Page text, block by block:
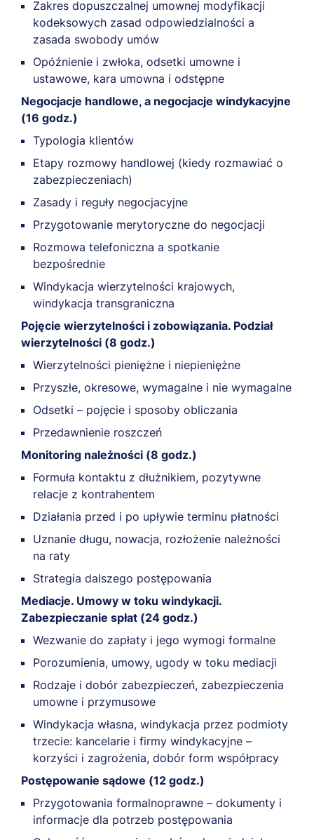
Zakres dopuszczalnej umownej modyfikacji
kodeksowych zasad odpowiedzialności a
zasada swobody umów
Opóźnienie i zwłoka, odsetki umowne i
ustawowe, kara umowna i odstępne
Negocjacje handlowe, a negocjacje windykacyjne
(16 godz.)
Typologia klientów
Etapy rozmowy handlowej (kiedy rozmawiać o
zabezpieczeniach)
Zasady i reguły negocjacyjne
Przygotowanie merytoryczne do negocjacji
Rozmowa telefoniczna a spotkanie
bezpośrednie
Windykacja wierzytelności krajowych,
windykacja transgraniczna
Pojęcie wierzytelności i zobowiązania. Podział
wierzytelności (8 godz.)
Wierzytelności pieniężne i niepieniężne
Przyszłe, okresowe, wymagalne i nie wymagalne
Odsetki – pojęcie i sposoby obliczania
Przedawnienie roszczeń
Monitoring należności (8 godz.)
Formuła kontaktu z dłużnikiem, pozytywne
relacje z kontrahentem
Działania przed i po upływie terminu płatności
Uznanie długu, nowacja, rozłożenie należności
na raty
Strategia dalszego postępowania
Mediacje. Umowy w toku windykacji.
Zabezpieczanie spłat (24 godz.)
Wezwanie do zapłaty i jego wymogi formalne
Porozumienia, umowy, ugody w toku mediacji
Rodzaje i dobór zabezpieczeń, zabezpieczenia
umowne i przymusowe
Windykacja własna, windykacja przez podmioty
trzecie: kancelarie i firmy windykacyjne –
korzyści i zagrożenia, dobór form współpracy
Postępowanie sądowe (12 godz.)
Przygotowania formalnoprawne – dokumenty i
informacje dla potrzeb postępowania